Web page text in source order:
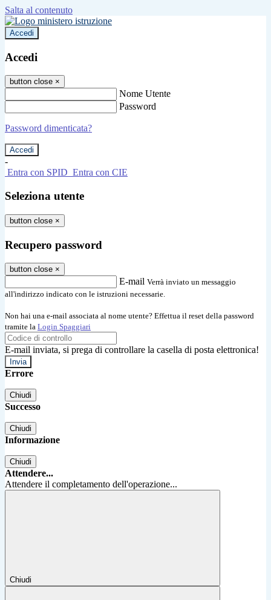
Salta al contenuto
Accedi
Accedi
button close ×
Nome Utente
Password
Password dimenticata?
-
Entra con SPID Entra con CIE
Seleziona utente
button close ×
Recupero password
button close ×
E-mail Verrà inviato un messaggio
all'indirizzo indicato con le istruzioni necessarie.
Non hai una e-mail associata al nome utente? Effettua il reset della password
tramite la Login Spaggiari
E-mail inviata, si prega di controllare la casella di posta elettronica!
Errore
Chiudi
Successo
Chiudi
Informazione
Chiudi
Attendere...
Attendere il completamento dell'operazione...
Chiudi